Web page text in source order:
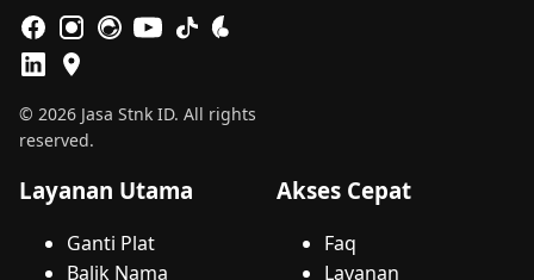
© 2026 Jasa Stnk ID. All rights
reserved.
Layanan Utama
Ganti Plat
Balik Nama
Akses Cepat
Faq
Layanan